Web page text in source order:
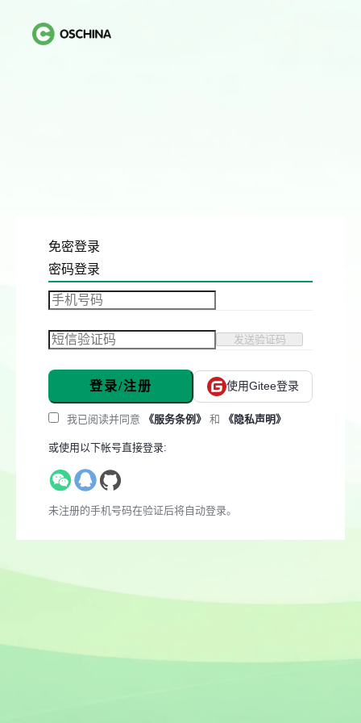
免密登录
密码登录
发送验证码
登录/注册 使用Gitee登录
我已阅读并同意 《服务条例》 和 《隐私声明》
或使用以下帐号直接登录:
未注册的手机号码在验证后将自动登录。